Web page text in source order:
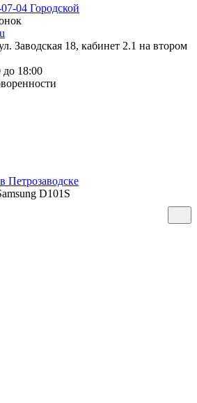
04 Городской
Заводская 18, кабинет 2.1 на втором
18:00
Петрозаводске
D101S